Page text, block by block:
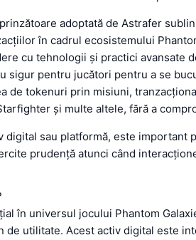
adoptată de Astrafer
în cadrul ecosistemului
cu tehnologii și practici avansate
sigur pentru jucători pentru a se
de tokenuri prin misiuni,
și multe altele, fără a
digital sau platformă, este important
prudență atunci când
în universul jocului Phantom
de utilitate. Acest activ digital este